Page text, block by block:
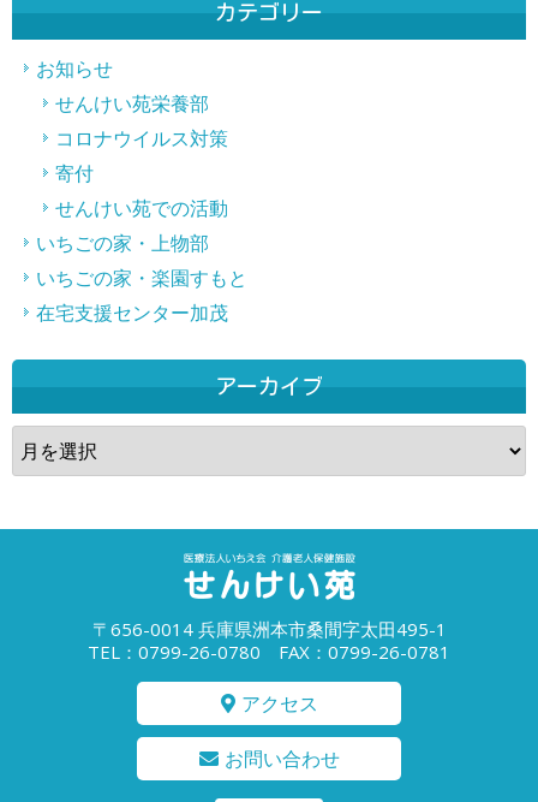
カテゴリー
お知らせ
せんけい苑栄養部
コロナウイルス対策
寄付
せんけい苑での活動
いちごの家・上物部
いちごの家・楽園すもと
在宅支援センター加茂
アーカイブ
ア
ー
カ
〒656-0014 兵庫県洲本市桑間字太田495-1
TEL：0799-26-0780 FAX：0799-26-0781
アクセス
お問い合わせ